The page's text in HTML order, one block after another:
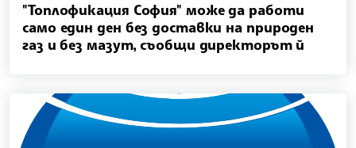
"Топлофикация София" може да работи
само един ден без доставки на природен
газ и без мазут, съобщи директорът й